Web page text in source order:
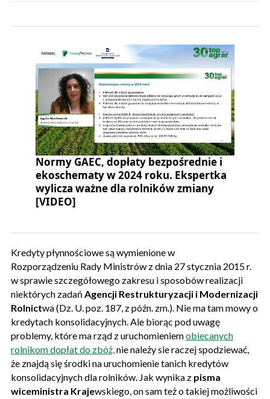
Normy GAEC, dopłaty bezpośrednie i
ekoschematy w 2024 roku. Ekspertka
wylicza ważne dla rolników zmiany
[VIDEO]
Kredyty płynnościowe są wymienione w
Rozporządzeniu Rady Ministrów z dnia 27 stycznia 2015 r.
w sprawie szczegółowego zakresu i sposobów realizacji
niektórych zadań Agencji Restrukturyzacji i Modernizacji
Rolnictwa (Dz. U. poz. 187, z późn. zm.). Nie ma tam mowy o
kredytach konsolidacyjnych. Ale biorąc pod uwagę
problemy, które ma rząd z uruchomieniemobiecanych
rolnikom dopłat do zbóż,nie należy sie raczej spodziewać,
że znajdą się środki na uruchomienie tanich kredytów
konsolidacyjnych dla rolników. Jak wynika z pisma
wiceministra Krajewskiego, on sam też o takiej możliwości